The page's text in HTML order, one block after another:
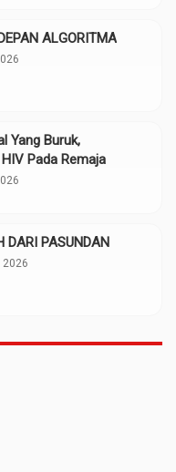
ALGORITMA
Yang Buruk,
Pada Remaja
DARI PASUNDAN
2026